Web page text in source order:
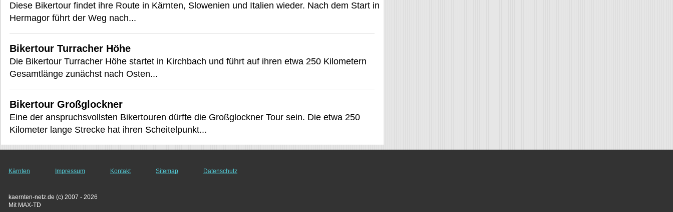
Diese Bikertour findet ihre Route in Kärnten, Slowenien und Italien wieder. Nach dem Start in
Hermagor führt der Weg nach...
Bikertour Turracher Höhe
Die Bikertour Turracher Höhe startet in Kirchbach und führt auf ihren etwa 250 Kilometern
Gesamtlänge zunächst nach Osten...
Bikertour Großglockner
Eine der anspruchsvollsten Bikertouren dürfte die Großglockner Tour sein. Die etwa 250
Kilometer lange Strecke hat ihren Scheitelpunkt...
Kärnten Impressum Kontakt Sitemap Datenschutz
kaernten-netz.de (c) 2007 - 2026
Mit MAX-TD